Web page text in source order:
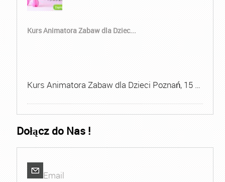
Kurs Animatora Zabaw dla Dziec...
Kurs Animatora Zabaw dla Dzieci Poznań, 15 …
Dołącz do Nas !
Email